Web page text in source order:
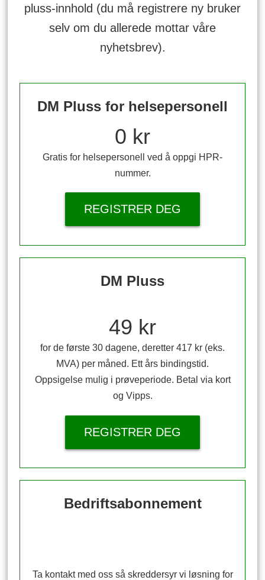
pluss-innhold (du må registrere ny bruker
selv om du allerede mottar våre
nyhetsbrev).
DM Pluss for helsepersonell
0 kr
Gratis for helsepersonell ved å oppgi HPR-
nummer.
REGISTRER DEG
DM Pluss
49 kr
for de første 30 dagene, deretter 417 kr (eks.
MVA) per måned. Ett års bindingstid.
Oppsigelse mulig i prøveperiode. Betal via kort
og Vipps.
REGISTRER DEG
Bedriftsabonnement
Ta kontakt med oss så skreddersyr vi løsning for